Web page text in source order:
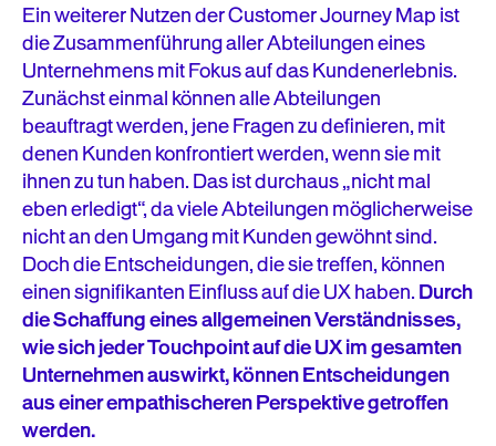
Ein weiterer Nutzen der Customer Journey Map ist
die Zusammenführung aller Abteilungen eines
Unternehmens mit Fokus auf das Kundenerlebnis.
Zunächst einmal können alle Abteilungen
beauftragt werden, jene Fragen zu definieren, mit
denen Kunden konfrontiert werden, wenn sie mit
ihnen zu tun haben. Das ist durchaus „nicht mal
eben erledigt“, da viele Abteilungen möglicherweise
nicht an den Umgang mit Kunden gewöhnt sind.
Doch die Entscheidungen, die sie treffen, können
einen signifikanten Einfluss auf die UX haben.Durch
die Schaffung eines allgemeinen Verständnisses,
wie sich jeder Touchpoint auf die UX im gesamten
Unternehmen auswirkt, können Entscheidungen
aus einer empathischeren Perspektive getroffen
werden.